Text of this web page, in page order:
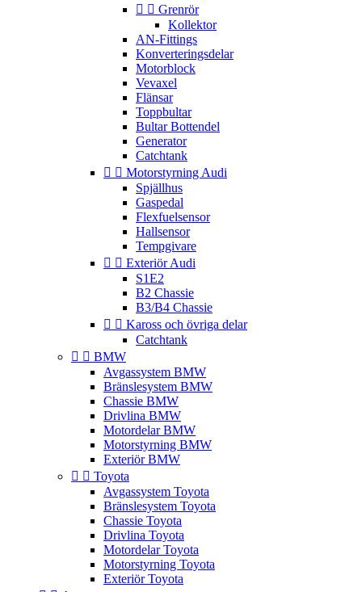
  Grenrör
Kollektor
AN-Fittings
Konverteringsdelar
Motorblock
Vevaxel
Flänsar
Toppbultar
Bultar Bottendel
Generator
Catchtank
  Motorstyrning Audi
Spjällhus
Gaspedal
Flexfuelsensor
Hallsensor
Tempgivare
  Exteriör Audi
S1E2
B2 Chassie
B3/B4 Chassie
  Kaross och övriga delar
Catchtank
  BMW
Avgassystem BMW
Bränslesystem BMW
Chassie BMW
Drivlina BMW
Motordelar BMW
Motorstyrning BMW
Exteriör BMW
  Toyota
Avgassystem Toyota
Bränslesystem Toyota
Chassie Toyota
Drivlina Toyota
Motordelar Toyota
Motorstyrning Toyota
Exteriör Toyota